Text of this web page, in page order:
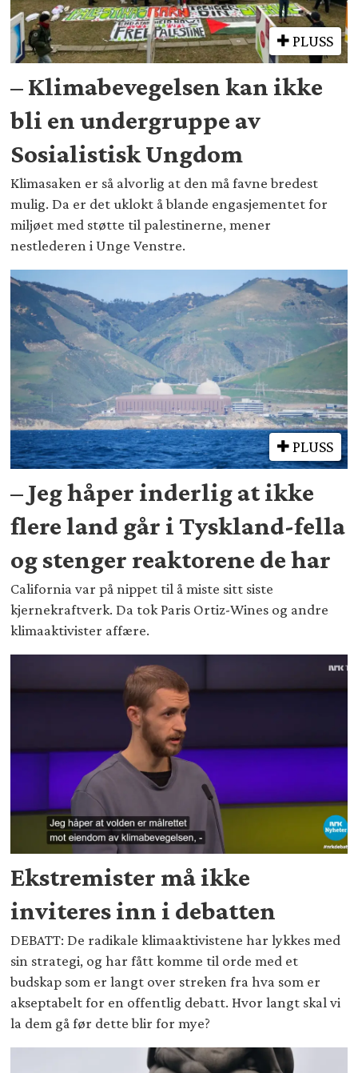
PLUSS
– Klimabevegelsen kan ikke
bli en undergruppe av
Sosialistisk Ungdom
Klimasaken er så alvorlig at den må favne bredest
mulig. Da er det uklokt å blande engasjementet for
miljøet med støtte til palestinerne, mener
nestlederen i Unge Venstre.
PLUSS
– Jeg håper inderlig at ikke
flere land går i Tyskland-fella
og stenger reaktorene de har
California var på nippet til å miste sitt siste
kjernekraftverk. Da tok Paris Ortiz-Wines og andre
klimaaktivister affære.
Ekstremister må ikke
inviteres inn i debatten
DEBATT: De radikale klimaaktivistene har lykkes med
sin strategi, og har fått komme til orde med et
budskap som er langt over streken fra hva som er
akseptabelt for en offentlig debatt. Hvor langt skal vi
la dem gå før dette blir for mye?